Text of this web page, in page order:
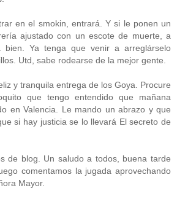
en el smokin, entrará. Y si le ponen un
ajustado con un escote de muerte, a
bien. Ya tenga que venir a arreglárselo
Utd, sabe rodearse de la mejor gente.
y tranquila entrega de los Goya. Procure
que tengo entendido que mañana
en Valencia. Le mando un abrazo y que
si hay justicia se lo llevará El secreto de
de blog. Un saludo a todos, buena tarde
comentamos la jugada aprovechando
Mayor.